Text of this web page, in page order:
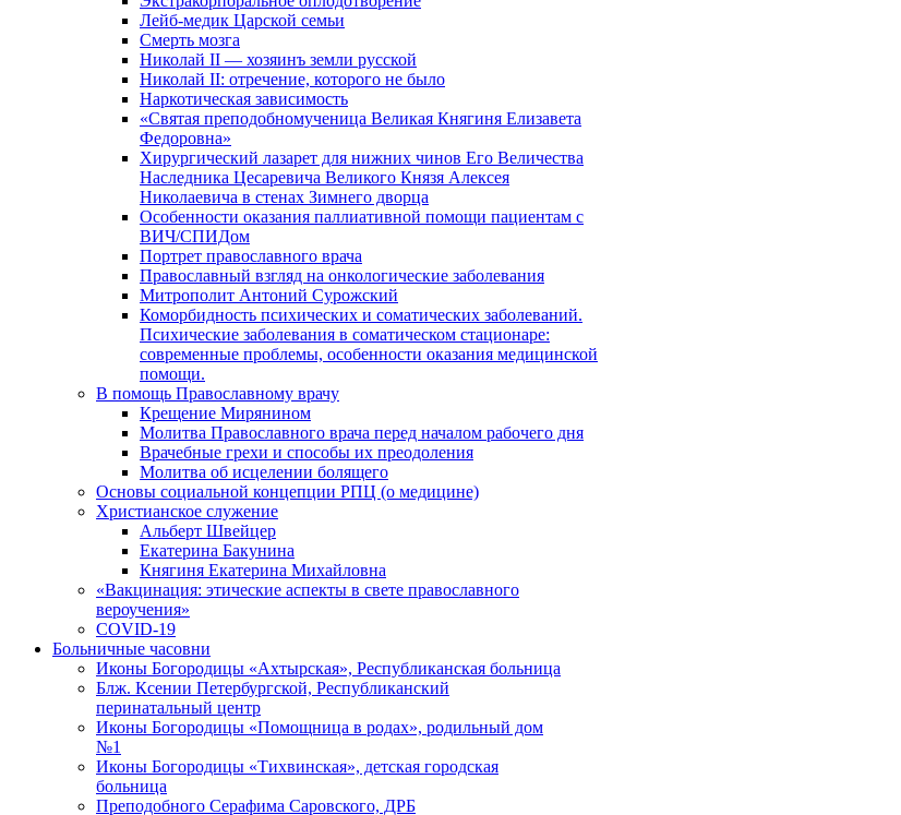
Лейб-медик Царской семьи
Смерть мозга
Николай II — хозяинъ земли русской
Николай II: отречение, которого не было
Наркотическая зависимость
«Святая преподобномученица Великая Княгиня Елизавета
Федоровна»
Хирургический лазарет для нижних чинов Его Величества
Наследника Цесаревича Великого Князя Алексея
Николаевича в стенах Зимнего дворца
Особенности оказания паллиативной помощи пациентам с
ВИЧ/СПИДом
Портрет православного врача
Православный взгляд на онкологические заболевания
Митрополит Антоний Сурожский
Коморбидность психических и соматических заболеваний.
Психические заболевания в соматическом стационаре:
современные проблемы, особенности оказания медицинской
помощи.
В помощь Православному врачу
Крещение Мирянином
Молитва Православного врача перед началом рабочего дня
Врачебные грехи и способы их преодоления
Молитва об исцелении болящего
Основы социальной концепции РПЦ (о медицине)
Христианское служение
Альберт Швейцер
Екатерина Бакунина
Княгиня Екатерина Михайловна
«Вакцинация: этические аспекты в свете православного
вероучения»
COVID-19
Больничные часовни
Иконы Богородицы «Ахтырская», Республиканская больница
Блж. Ксении Петербургской, Республиканский
перинатальный центр
Иконы Богородицы «Помощница в родах», родильный дом
№1
Иконы Богородицы «Тихвинская», детская городская
больница
Преподобного Серафима Саровского, ДРБ